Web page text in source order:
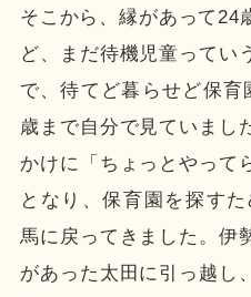
そこから、縁があって24
ど、まだ待機児童ってい
で、待てど暮らせど保
歳まで自分で見ていまし
かけに「ちょっとやって
となり、保育園を探す
馬に戻ってきました。伊
があった太田に引っ越し